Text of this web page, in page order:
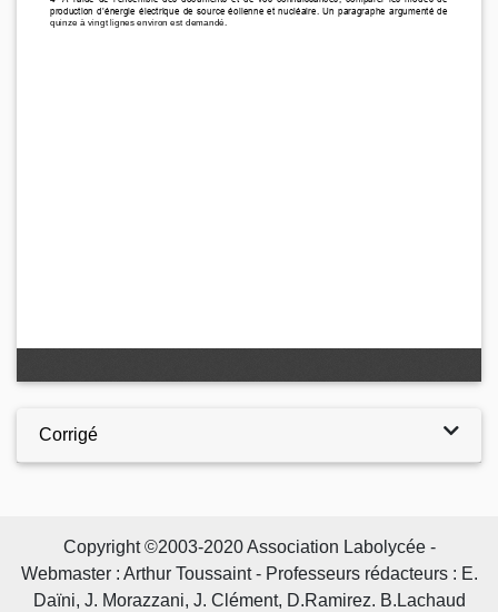
Corrigé
Copyright ©2003-2020 Association Labolycée -
Webmaster : Arthur Toussaint - Professeurs rédacteurs : E.
Daïni, J. Morazzani, J. Clément, D.Ramirez. B.Lachaud